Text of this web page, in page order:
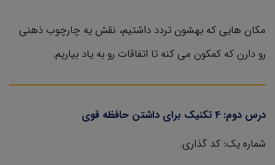
مکان هایی که بهشون تردد داشتیم، نقش یه چارچوب ذهنی
رو دارن که کمکون می کنه تا اتفاقات رو به یاد بیاریم.
درس دوم: 4 تکنیک برای داشتن حافظه قوی
شماره یک: کد گذاری.